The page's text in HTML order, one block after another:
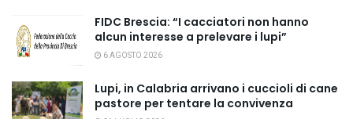
FIDC Brescia: “I cacciatori non hanno
alcun interesse a prelevare i lupi”
6 AGOSTO 2026
Lupi, in Calabria arrivano i cuccioli di cane
pastore per tentare la convivenza